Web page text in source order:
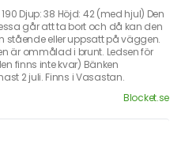
Djup: 38 Höjd: 42 (med hjul) Den
går att ta bort och då kan den
eller uppsatt på väggen.
är ommålad i brunt. Ledsen för
finns inte kvar) Bänken
2 juli. Finns i Vasastan.
Blocket.se